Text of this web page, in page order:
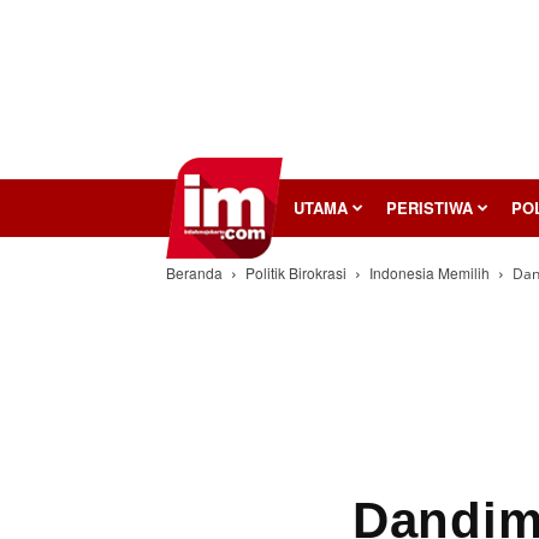
InilahMojokerto UTAMA PERISTIWA
Beranda Politik Birokrasi Indonesia Memilih